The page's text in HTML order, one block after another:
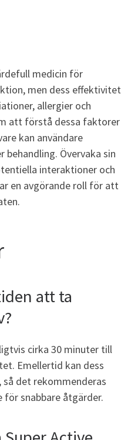
medicin för
men dess effektivitet
allergier och
att förstå dessa faktorer
kan användare
Övervaka sin
interaktioner och
en avgörande roll för att
att ta
cirka 30 minuter till
Emellertid kan dess
det rekommenderas
snabbare åtgärder.